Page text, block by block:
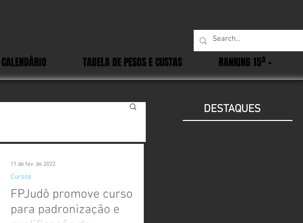
CALENDÁRIO TABELA DE PESOS E CUSTAS RANKING 15ª +
FPJudô promove curso
para padronização e
Cursos
11 de fev. de 2022
DESTAQUES